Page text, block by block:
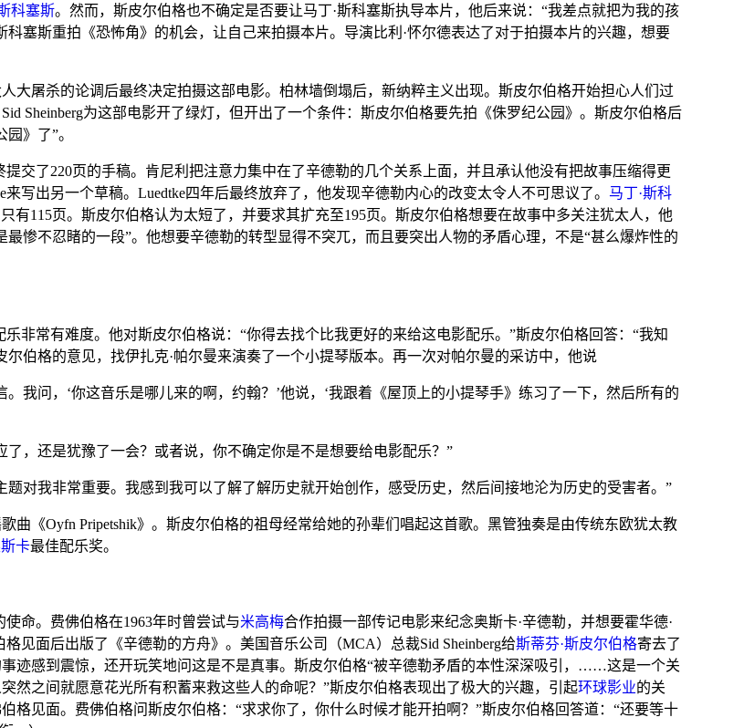
科塞斯。然而，斯皮尔伯格也不确定是否要让马丁·斯科塞斯执导本片，他后来说：“我差点就把为我的孩
科塞斯重拍《恐怖角》的机会，让自己来拍摄本片。导演 比利·怀尔德表达了对于拍摄本片的兴趣，想要
大屠杀的论调 后最终决定拍摄这部电影。柏林墙倒塌后，新纳粹主义出现。斯皮尔伯格开始担心人们过
Sheinberg为这部电影开了绿灯，但开出了一个条件：斯皮尔伯格要先拍《侏罗纪公园 》。斯皮尔伯格后
》了”。
交了220页的手稿。肯尼利把注意力集中在了辛德勒的几个关系上面，并且承认他没有把故事压缩得更
来写出另一个草稿。Luedtke四年后最终放弃了，他发现辛德勒内心的改变太令人不可思议了。 马丁·斯科
有115页。斯皮尔伯格认为太短了，并要求其扩充至195页。斯皮尔伯格想要在故事中多关注犹太人，他
惨不忍睹的一段”。他想要辛德勒的转型显得不突兀，而且要突出人物的矛盾心理，不是“甚么爆炸性的
非常有难度。他对斯皮尔伯格说：“你得去找个比我更好的来给这电影配乐。”斯皮尔伯格回答：“我知
尔伯格的意见，找伊扎克·帕尔曼来演奏了一个小提琴版本。再一次对帕尔曼的采访中，他说
问，‘你这音乐是哪儿来的啊，约翰？’他说，‘我跟着《屋顶上的小提琴手》练习了一下，然后所有的
，还是犹豫了一会？或者说，你不确定你是不是想要给电影配乐？”
对我非常重要。我感到我可以了解了解历史就开始创作，感受历史，然后间接地沦为历史的受害者。”
曲《Oyfn Pripetshik》。斯皮尔伯格的祖母经常给她的孙辈们唱起这首歌。黑管独奏是由传统东欧犹太教
卡最佳配乐奖。
命。费佛伯格在1963年时曾尝试与米高梅合作拍摄一部传记电影来纪念奥斯卡·辛德勒，并想要霍华德·
格见面后出版了《辛德勒的方舟》。美国音乐公司（MCA）总裁Sid Sheinberg给斯蒂芬·斯皮尔伯格寄去了
迹感到震惊，还开玩笑地问这是不是真事。斯皮尔伯格“被辛德勒矛盾的本性深深吸引，……这是一个关
之间就愿意花光所有积蓄来救这些人的命呢？”斯皮尔伯格表现出了极大的兴趣，引起环球影业的关
格见面。费佛伯格问斯皮尔伯格：“求求你了，你什么时候才能开拍啊？”斯皮尔伯格回答道：“还要等十